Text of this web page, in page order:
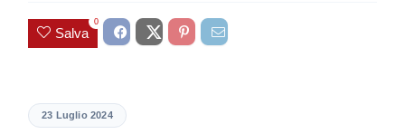
Salva
0
23 Luglio 2024